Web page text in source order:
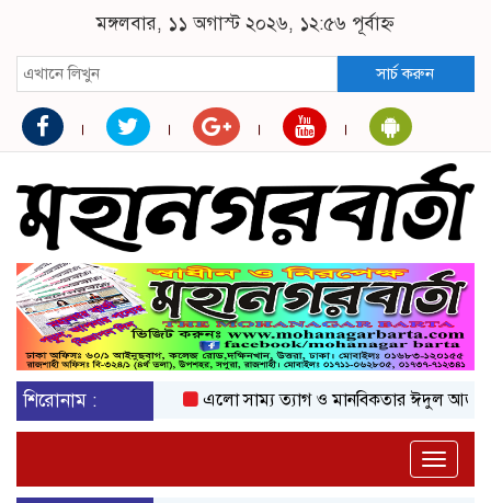
মঙ্গলবার, ১১ অগাস্ট ২০২৬, ১২:৫৬ পূর্বাহ্ন
সার্চ করুন
শিরোনাম : এলো সাম্য ত্যাগ ও মানবিকতার ঈদুল আজহা
Toggle